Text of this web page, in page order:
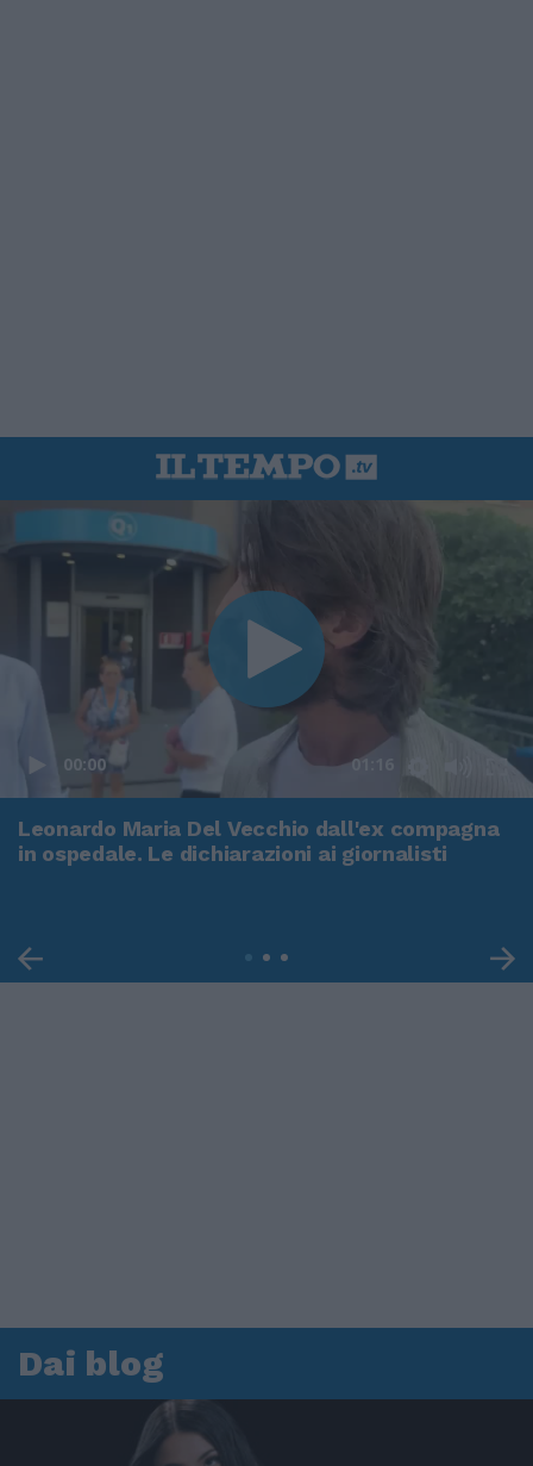
00:00 01:16
Leonardo Maria Del Vecchio dall'ex compagna
in ospedale. Le dichiarazioni ai giornalisti
Dai blog